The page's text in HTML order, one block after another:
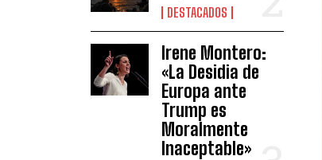
DESTACADOS
Irene Montero:
«La Desidia de
Europa ante
Trump es
Moralmente
Inaceptable»